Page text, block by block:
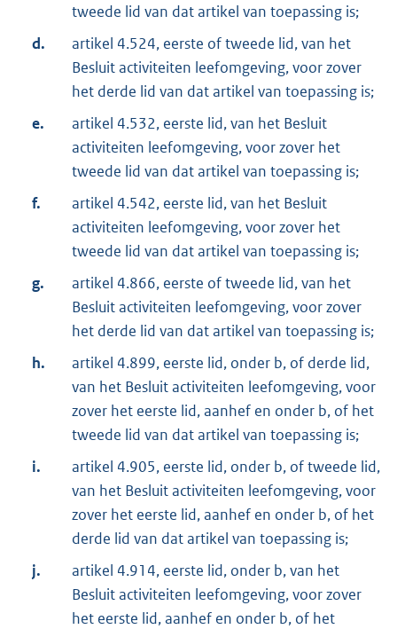
tweede lid van dat artikel van toepassing is;
d.
artikel 4.524, eerste of tweede lid, van het
Besluit activiteiten leefomgeving, voor zover
het derde lid van dat artikel van toepassing is;
e.
artikel 4.532, eerste lid, van het Besluit
activiteiten leefomgeving, voor zover het
tweede lid van dat artikel van toepassing is;
f.
artikel 4.542, eerste lid, van het Besluit
activiteiten leefomgeving, voor zover het
tweede lid van dat artikel van toepassing is;
g.
artikel 4.866, eerste of tweede lid, van het
Besluit activiteiten leefomgeving, voor zover
het derde lid van dat artikel van toepassing is;
h.
artikel 4.899, eerste lid, onder b, of derde lid,
van het Besluit activiteiten leefomgeving, voor
zover het eerste lid, aanhef en onder b, of het
tweede lid van dat artikel van toepassing is;
i.
artikel 4.905, eerste lid, onder b, of tweede lid,
van het Besluit activiteiten leefomgeving, voor
zover het eerste lid, aanhef en onder b, of het
derde lid van dat artikel van toepassing is;
j.
artikel 4.914, eerste lid, onder b, van het
Besluit activiteiten leefomgeving, voor zover
het eerste lid, aanhef en onder b, of het